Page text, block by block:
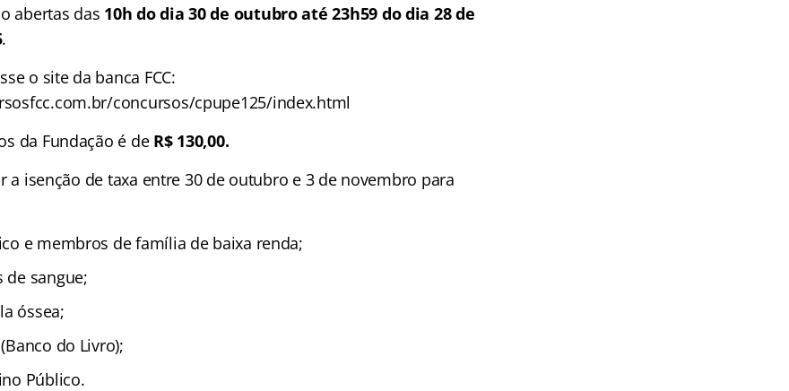
abertas das 10h do dia 30 de outubro até 23h59 do dia 28 de
.
o site da banca FCC:
concursos/cpupe125/index.html
da Fundação é deR$ 130,00.
a isenção de taxa entre 30 de outubro e 3 de novembro para
e membros de família de baixa renda;
de sangue;
óssea;
do Livro);
Público.